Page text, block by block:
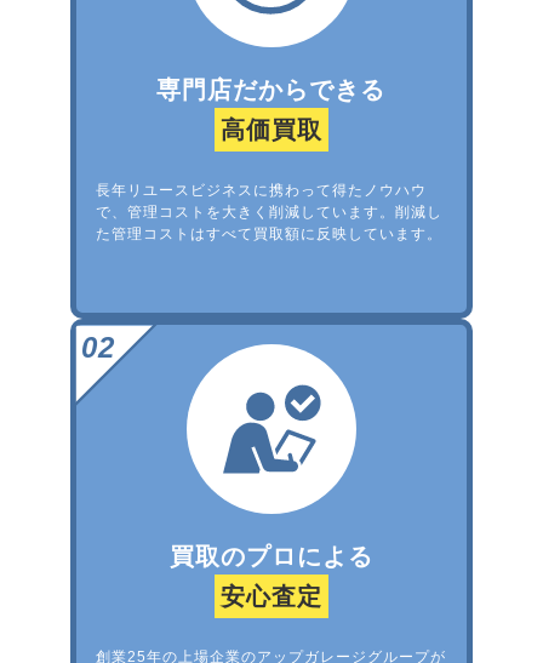
専門店だからできる
高価買取
長年リユースビジネスに携わって得たノウハウ
で、管理コストを大きく削減しています。削減し
た管理コストはすべて買取額に反映しています。
買取のプロによる
安心査定
創業25年の上場企業のアップガレージグループが